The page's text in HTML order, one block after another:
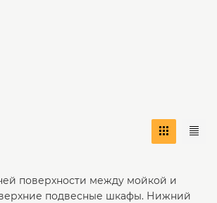
поверхности между мойкой и
верхние подвесные шкафы. Нижний